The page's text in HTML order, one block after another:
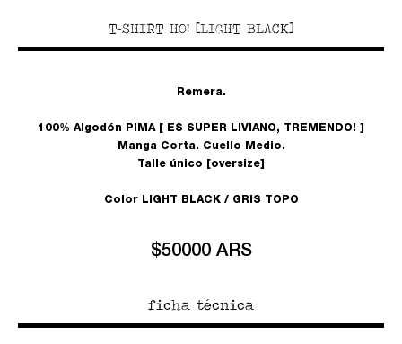
T-SHIRT HO! [LIGHT BLACK]
Remera.
100% Algodón PIMA [ ES SUPER LIVIANO, TREMENDO! ]
Manga Corta. Cuello Medio.
Talle único [oversize]
Color LIGHT BLACK / GRIS TOPO
$50000 ARS
ficha técnica